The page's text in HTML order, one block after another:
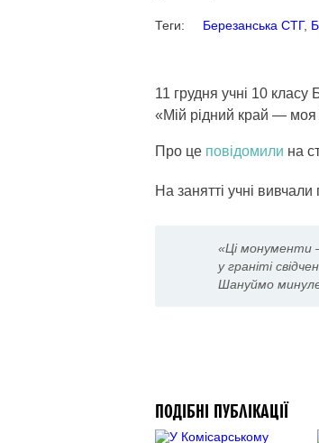
Теги: Березанська СТГ,
11 грудня учні 10 класу
«Мій рідний край — моя
Про це повідомили на
На занятті учні
«Ці монументи
у граніті
Шануймо
ПОДІБНІ ПУБЛІКАЦІЇ